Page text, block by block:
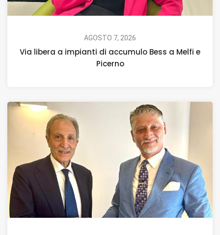
AGOSTO 7, 2026
Via libera a impianti di accumulo Bess a Melfi e
Picerno